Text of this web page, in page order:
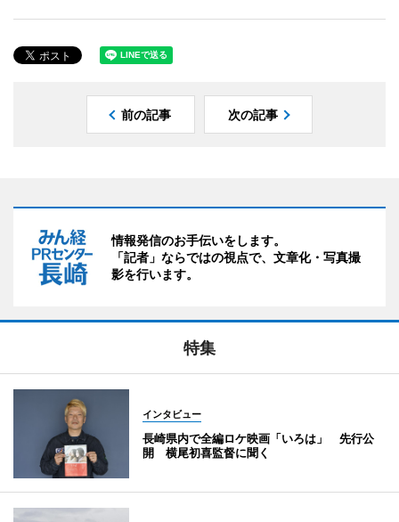
前の記事 次の記事
情報発信のお手伝いをします。
「記者」ならではの視点で、文章化・写真撮
影を行います。
特集
インタビュー
長崎県内で全編ロケ映画「いろは」 先行公
開 横尾初喜監督に聞く